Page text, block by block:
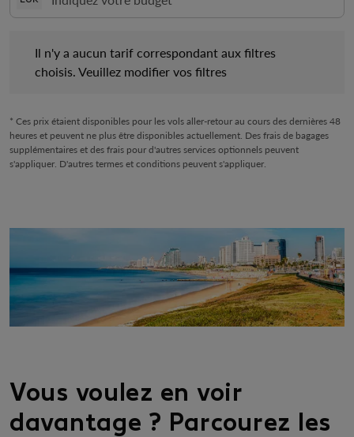
Il n'y a aucun tarif correspondant aux filtres
choisis. Veuillez modifier vos filtres
* Ces prix étaient disponibles pour les vols aller-retour au cours des dernières 48
heures et peuvent ne plus être disponibles actuellement. Des frais de bagages
supplémentaires et des frais pour d'autres services optionnels peuvent
s'appliquer. D'autres termes et conditions peuvent s'appliquer.
Vous voulez en voir
davantage ? Parcourez les